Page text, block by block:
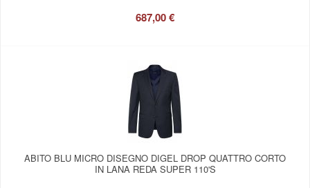
687,00 €
ABITO BLU MICRO DISEGNO DIGEL DROP QUATTRO CORTO
IN LANA REDA SUPER 110'S